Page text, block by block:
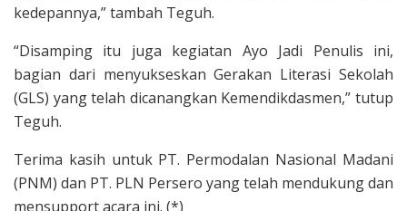
kedepannya,” tambah Teguh.
“Disamping itu juga kegiatan Ayo Jadi Penulis ini,
bagian dari menyukseskan Gerakan Literasi Sekolah
(GLS) yang telah dicanangkan Kemendikdasmen,” tutup
Teguh.
Terima kasih untuk PT. Permodalan Nasional Madani
(PNM) dan PT. PLN Persero yang telah mendukung dan
mensupport acara ini. (*)